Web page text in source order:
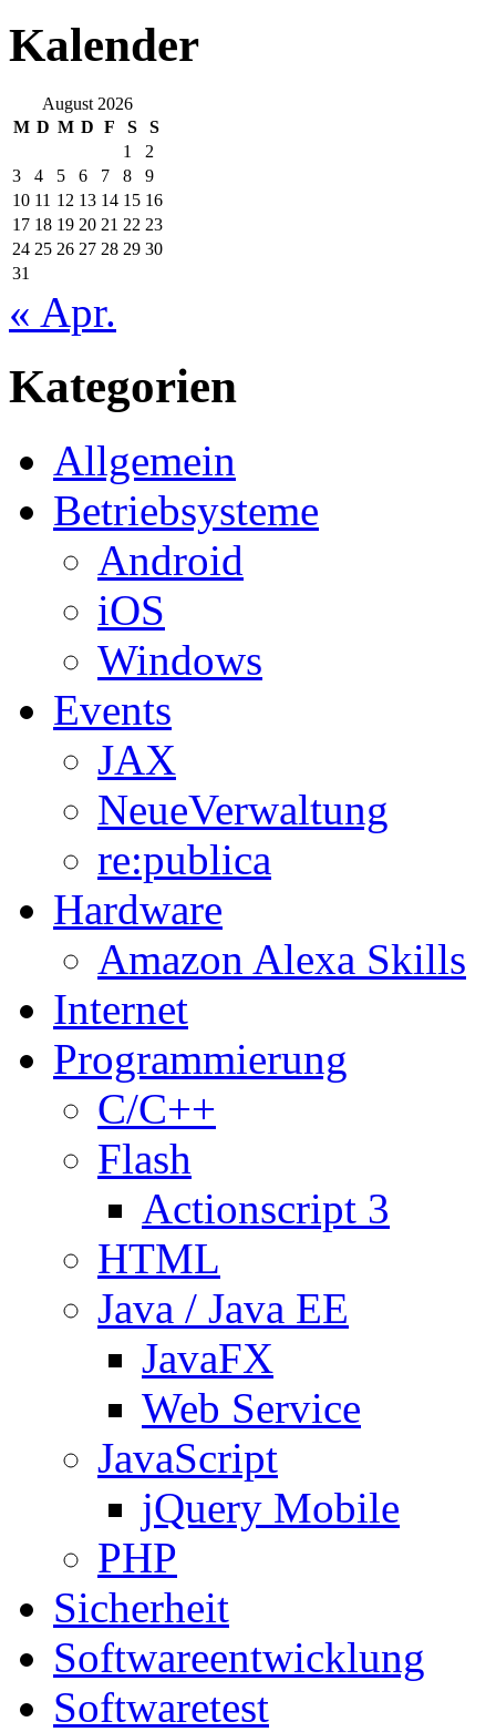
Kalender
August 2026
M D M D F S
S
1
2
3
4 5 6 7 8
9
10 11 12 13 14 15 16
17 18 19 20 21 22 23
24 25 26 27 28 29 30
31
« Apr.
Kategorien
Allgemein
Betriebsysteme
Android
iOS
Windows
Events
JAX
NeueVerwaltung
re:publica
Hardware
Amazon Alexa Skills
Internet
Programmierung
C/C++
Flash
Actionscript 3
HTML
Java / Java EE
JavaFX
Web Service
JavaScript
jQuery Mobile
PHP
Sicherheit
Softwareentwicklung
Softwaretest